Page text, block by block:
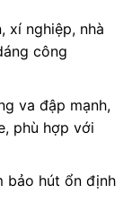
xí nghiệp, nhà
công
va đập mạnh,
phù hợp với
bảo hút ổn định